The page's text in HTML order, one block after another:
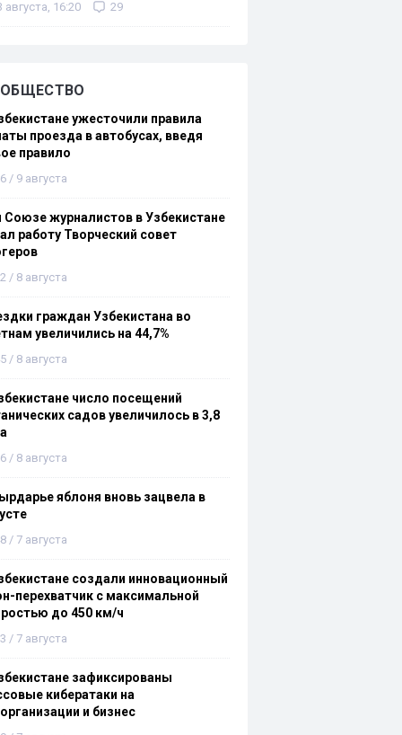
августа, 16:20 29
ОБЩЕСТВО
ужесточили правила
проезда в автобусах, введя
правило
/ 9 августа
Союзе журналистов в Узбекистане
работу Творческий совет
/ 8 августа
граждан Узбекистана во
увеличились на 44,7%
/ 8 августа
число посещений
садов увеличилось в 3,8
/ 8 августа
яблоня вновь зацвела в
/ 7 августа
создали инновационный
перехватчик с максимальной
до 450 км/ч
/ 7 августа
зафиксированы
кибератаки на
и бизнес